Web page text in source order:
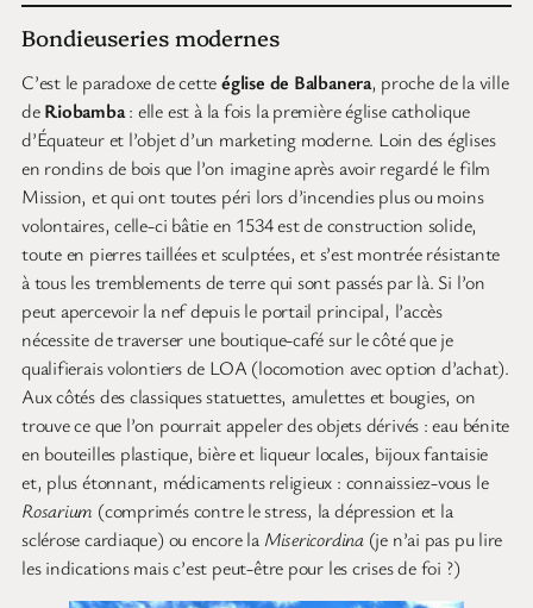
Bondieuseries modernes
C’est le paradoxe de cetteéglise de Balbanera, proche de la ville
deRiobamba: elle est à la fois la première église catholique
d’Équateur et l’objet d’un marketing moderne. Loin des églises
en rondins de bois que l’on imagine après avoir regardé le film
Mission, et qui ont toutes péri lors d’incendies plus ou moins
volontaires, celle-ci bâtie en 1534 est de construction solide,
toute en pierres taillées et sculptées, et s’est montrée résistante
à tous les tremblements de terre qui sont passés par là. Si l’on
peut apercevoir la nef depuis le portail principal, l’accès
nécessite de traverser une boutique-café sur le côté que je
qualifierais volontiers de LOA (locomotion avec option d’achat).
Aux côtés des classiques statuettes, amulettes et bougies, on
trouve ce que l’on pourrait appeler des objets dérivés : eau bénite
en bouteilles plastique, bière et liqueur locales, bijoux fantaisie
et, plus étonnant, médicaments religieux : connaissiez-vous le
Rosarium (comprimés contre le stress, la dépression et la
sclérose cardiaque) ou encore la Misericordina(je n’ai pas pu lire
les indications mais c’est peut-être pour les crises de foi ?)